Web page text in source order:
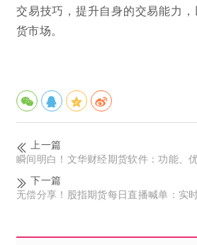
交易技巧，提升自身的交易能力
货市场。
上一篇
瞬间明白！文华财经期货软件：功能、
下一篇
无偿分享！股指期货每日直播喊单：实